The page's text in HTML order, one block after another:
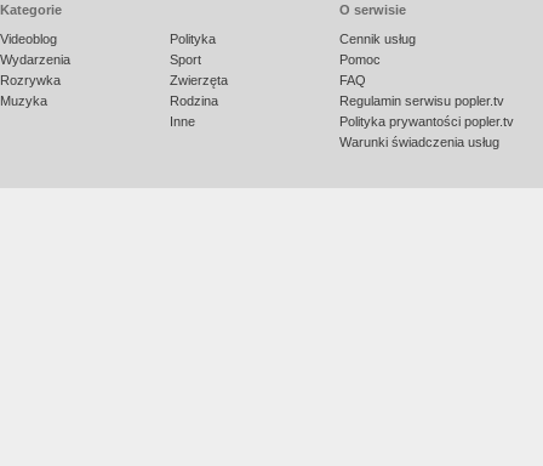
Kategorie
Videoblog
Wydarzenia
Rozrywka
Muzyka
Polityka
Sport
Zwierzęta
Rodzina
Inne
O serwisie
Cennik usług
Pomoc
FAQ
Regulamin serwisu popler.tv
Polityka prywantości popler.tv
Warunki świadczenia usług